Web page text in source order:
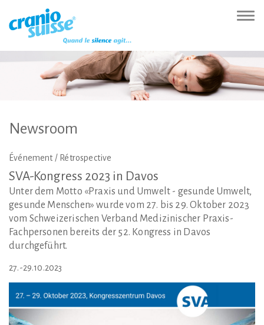
(Accesskey
Hauptnavigation
(Accesskey
Inhalt
(Accesskey
Sprachumschaltung
(Accesskey
Newsroom
Événement / Rétrospective
SVA-Kongress 2023 in Davos
Unter dem Motto «Praxis und Umwelt - gesunde Umwelt,
gesunde Menschen» wurde vom 27. bis 29. Oktober 2023
vom Schweizerischen Verband Medizinischer Praxis-
Fachpersonen bereits der 52. Kongress in Davos
durchgeführt.
27.-29.10.2023